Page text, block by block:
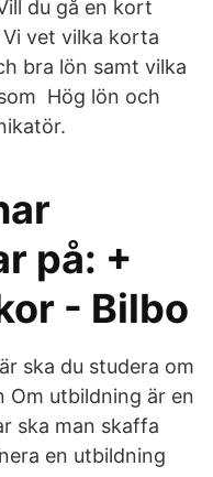
du gå en kort
vet vilka korta
bra lön samt vilka
Hög lön och
på: +
- Bilbo
ska du studera om
Om utbildning är en
ska man skaffa
en utbildning